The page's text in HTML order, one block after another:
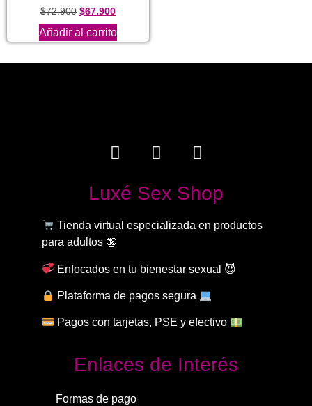
$72.900 $67.900
Añadir al carrito
Luxé Sex Shop
Tienda virtual especializada en productos
para adultos 🔞
Enfocados en tu bienestar sexual 😈
Plataforma de pagos segura
Pagos con tarjetas, PSE y efectivo
Enlaces de Interés
Formas de pago